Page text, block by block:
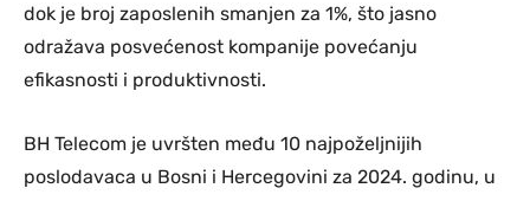
dok je broj zaposlenih smanjen za 1%, što jasno
odražava posvećenost kompanije povećanju
efikasnosti i produktivnosti.
BH Telecom je uvršten među 10 najpoželjnijih
poslodavaca u Bosni i Hercegovini za 2024. godinu, u